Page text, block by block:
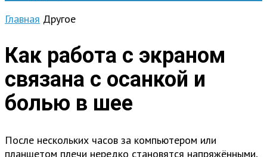
Главная Другое
Как работа с экраном
связана с осанкой и
болью в шее
После нескольких часов за компьютером или
планшетом плечи нередко становятся напряжёнными,